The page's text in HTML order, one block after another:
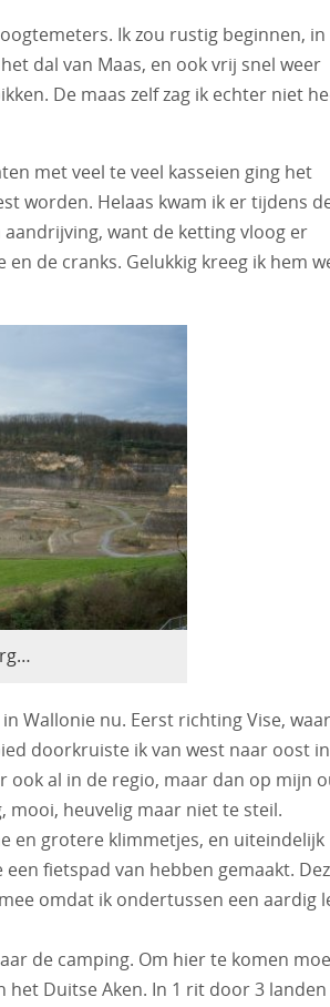
Ik zou rustig beginnen, in
dal van Maas, en ook vrij snel weer
De maas zelf zag ik echter niet
met veel te veel kasseien ging het
worden. Helaas kwam ik er tijdens
want de ketting vloog er
de cranks. Gelukkig kreeg ik hem
Wallonie nu. Eerst richting Vise,
doorkruiste ik van west naar oost
al in de regio, maar dan op mijn
mooi, heuvelig maar niet te steil.
en grotere klimmetjes, en uiteindelijk
fietspad van hebben gemaakt.
omdat ik ondertussen een aardig
de camping. Om hier te komen
Duitse Aken. In 1 rit door 3 landen